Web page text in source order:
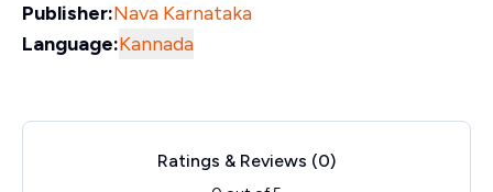
Publisher:Nava Karnataka
Language:Kannada
Ratings & Reviews (0)